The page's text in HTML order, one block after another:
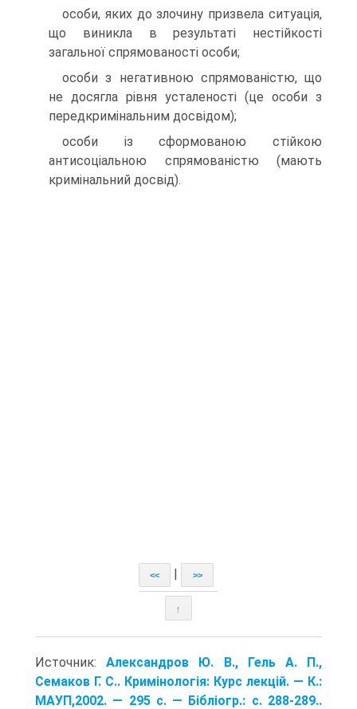
особи, яких до злочину призвела ситуація,
що виникла в результаті нестійкості
загальної спрямованості особи;
особи з негативною спрямованістю, що
не досягла рівня усталеності (це особи з
передкримінальним досвідом);
особи із сформованою стійкою
антисоціальною спрямованістю (мають
кримінальний досвід).
<< >>
↑
Источник:Александров Ю. В., Гель А. П.,
Семаков Г. С.. Кримінологія: Курс лекцій. — К.:
МАУП,2002. — 295 с. — Бібліогр.: с. 288-289..